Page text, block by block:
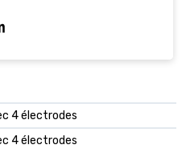
4 électrodes
4 électrodes